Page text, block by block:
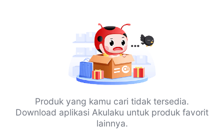
Produk yang kamu cari tidak tersedia.
Download aplikasi Akulaku untuk produk favorit
lainnya.